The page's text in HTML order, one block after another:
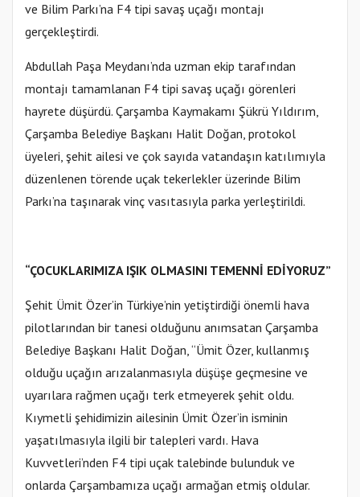
ve Bilim Parkı’na F4 tipi savaş uçağı montajı
gerçekleştirdi.
Abdullah Paşa Meydanı’nda uzman ekip tarafından
montajı tamamlanan F4 tipi savaş uçağı görenleri
hayrete düşürdü. Çarşamba Kaymakamı Şükrü Yıldırım,
Çarşamba Belediye Başkanı Halit Doğan, protokol
üyeleri, şehit ailesi ve çok sayıda vatandaşın katılımıyla
düzenlenen törende uçak tekerlekler üzerinde Bilim
Parkı’na taşınarak vinç vasıtasıyla parka yerleştirildi.
“ÇOCUKLARIMIZA IŞIK OLMASINI TEMENNİ EDİYORUZ”
Şehit Ümit Özer’in Türkiye’nin yetiştirdiği önemli hava
pilotlarından bir tanesi olduğunu anımsatan Çarşamba
Belediye Başkanı Halit Doğan, “Ümit Özer, kullanmış
olduğu uçağın arızalanmasıyla düşüşe geçmesine ve
uyarılara rağmen uçağı terk etmeyerek şehit oldu.
Kıymetli şehidimizin ailesinin Ümit Özer’in isminin
yaşatılmasıyla ilgili bir talepleri vardı. Hava
Kuvvetleri’nden F4 tipi uçak talebinde bulunduk ve
onlarda Çarşambamıza uçağı armağan etmiş oldular.